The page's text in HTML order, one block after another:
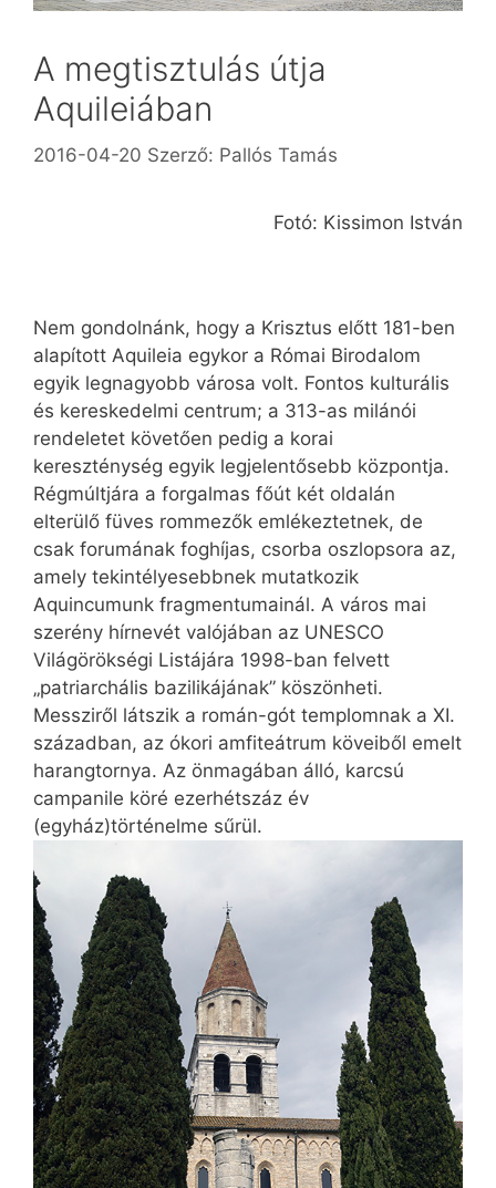
A megtisztulás útja
Aquileiában
2016-04-20 Szerző: Pallós Tamás
Fotó: Kissimon István
Nem gondolnánk, hogy a Krisztus előtt 181-ben
alapított Aquileia egykor a Római Birodalom
egyik legnagyobb városa volt. Fontos kulturális
és kereskedelmi centrum; a 313-as milánói
rendeletet követően pedig a korai
kereszténység egyik legjelentősebb központja.
Régmúltjára a forgalmas főút két oldalán
elterülő füves rommezők emlékeztetnek, de
csak forumának foghíjas, csorba oszlopsora az,
amely tekintélyesebbnek mutatkozik
Aquincumunk fragmentumainál. A város mai
szerény hírnevét valójában az UNESCO
Világörökségi Listájára 1998-ban felvett
„patriarchális bazilikájának” köszönheti.
Messziről látszik a román-gót templomnak a XI.
században, az ókori amfiteátrum köveiből emelt
harangtornya. Az önmagában álló, karcsú
campanile köré ezerhétszáz év
(egyház)történelme sűrül.